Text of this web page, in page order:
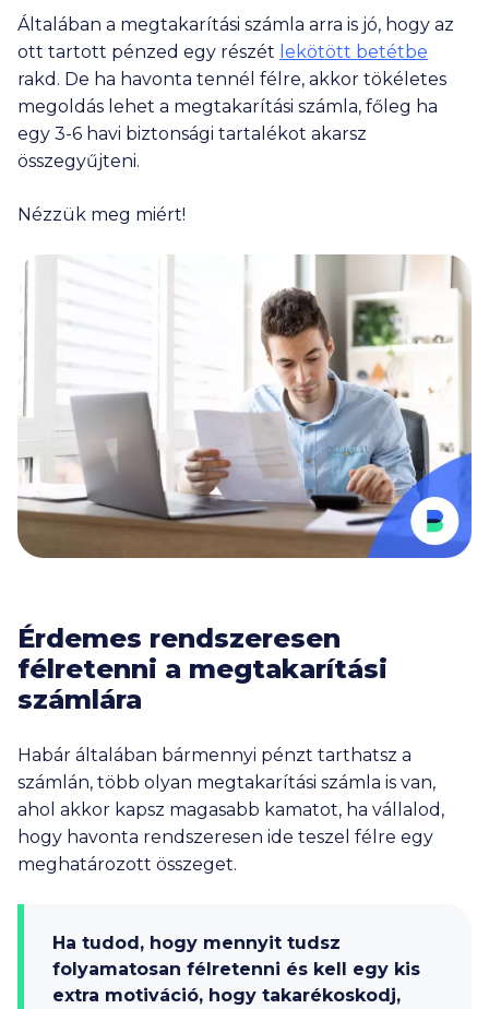
Általában a megtakarítási számla arra is jó, hogy az
ott tartott pénzed egy részét lekötött betétbe
rakd. De ha havonta tennél félre, akkor tökéletes
megoldás lehet a megtakarítási számla, főleg ha
egy 3-6 havi biztonsági tartalékot akarsz
összegyűjteni.
Nézzük meg miért!
Érdemes rendszeresen
félretenni a megtakarítási
számlára
Habár általában bármennyi pénzt tarthatsz a
számlán, több olyan megtakarítási számla is van,
ahol akkor kapsz magasabb kamatot, ha vállalod,
hogy havonta rendszeresen ide teszel félre egy
meghatározott összeget.
Ha tudod, hogy mennyit tudsz
folyamatosan félretenni és kell egy kis
extra motiváció, hogy takarékoskodj,